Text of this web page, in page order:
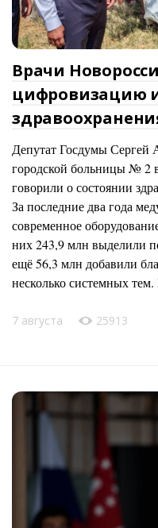
Врачи
цифровизацию
Депутат Госдумы Сергей
городской больницы № 2
говорили о состоянии
За последние два года
современное
них 243,9 млн выделили
ещё 56,3 млн добавили
несколько системных
7 августа 25913